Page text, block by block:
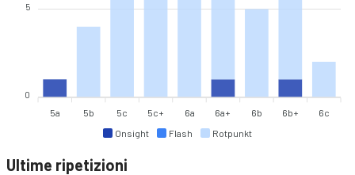
Onsight Flash Rotpunkt
5
0
5a 5b 5c 5c+ 6a 6a+ 6b 6b+ 6c
Ultime ripetizioni